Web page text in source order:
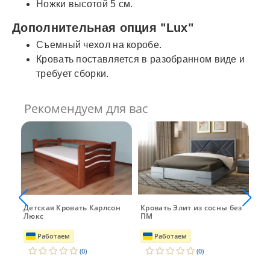
Ножки высотой 5 см.
Дополнительная опция "Lux"
Съемный чехол на коробе.
Кровать поставляется в разобранном виде и
требует сборки.
Рекомендуем для вас
Детская Кровать Карлсон
Люкс
Работаем
(0)
Кровать Элит из сосны без
ПМ
Работаем
(0)